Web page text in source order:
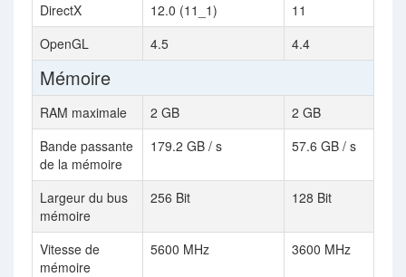
DirectX 12.0 (11_1)
11
OpenGL
4.5 4.4
Mémoire
RAM maximale 2 GB
2 GB
Bande passante
de la mémoire
179.2 GB / s 57.6 GB / s
Largeur du bus
mémoire
256 Bit 128 Bit
Vitesse de
mémoire
5600 MHz 3600 MHz